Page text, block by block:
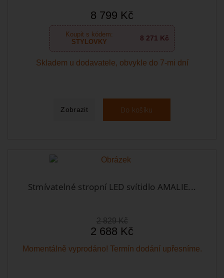
8 799 Kč
Koupit s kódem:
STYLOVKY
8 271 Kč
Skladem u dodavatele, obvykle do 7-mi dní
Zobrazit Do košíku
Stmívatelné stropní LED svítidlo AMALIE...
2 829 Kč
2 688 Kč
Momentálně vyprodáno! Termín dodání upřesníme.